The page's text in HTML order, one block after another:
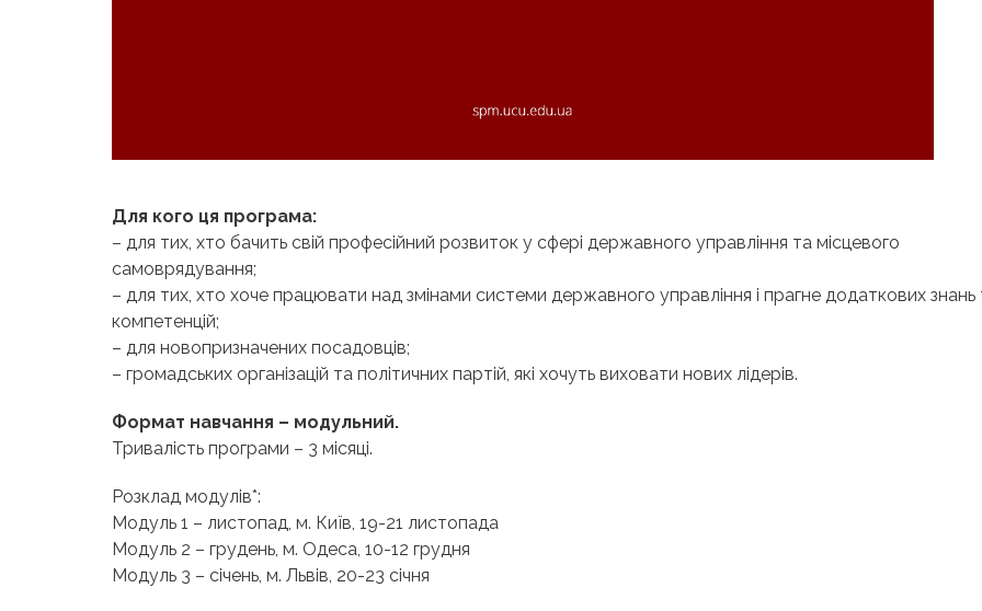
Для кого ця програма:
– для тих, хто бачить свій професійний розвиток у сфері державного управління та місцевого
самоврядування;
– для тих, хто хоче працювати над змінами системи державного управління і прагне додаткових знань
компетенцій;
– для новопризначених посадовців;
– громадських організацій та політичних партій, які хочуть виховати нових лідерів.
Формат навчання – модульний.
Тривалість програми – 3 місяці.
Розклад модулів*:
Модуль 1 – листопад, м. Київ, 19-21 листопада
Модуль 2 – грудень, м. Одеса, 10-12 грудня
Модуль 3 – січень, м. Львів, 20-23 січня